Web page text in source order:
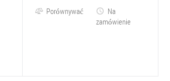
Porównywać
Na
zamówienie